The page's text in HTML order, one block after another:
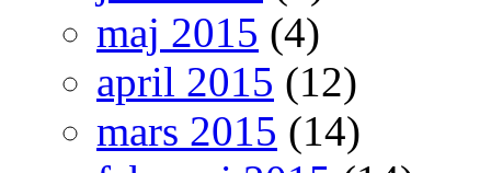
maj 2015 (4)
april 2015 (12)
mars 2015 (14)